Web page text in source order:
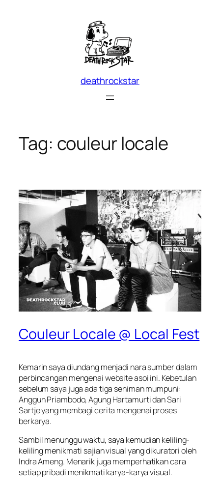
deathrockstar
Tag: couleur locale
Couleur Locale @ Local Fest
Kemarin saya diundang menjadi nara sumber dalam
perbincangan mengenai website asoi ini. Kebetulan
sebelum saya juga ada tiga seniman mumpuni:
Anggun Priambodo, Agung Hartamurti dan Sari
Sartje yang membagi cerita mengenai proses
berkarya.
Sambil menunggu waktu, saya kemudian keliling-
keliling menikmati sajian visual yang dikuratori oleh
Indra Ameng. Menarik juga memperhatikan cara
setiap pribadi menikmati karya-karya visual.